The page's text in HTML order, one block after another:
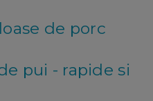
de porc
pui - rapide si